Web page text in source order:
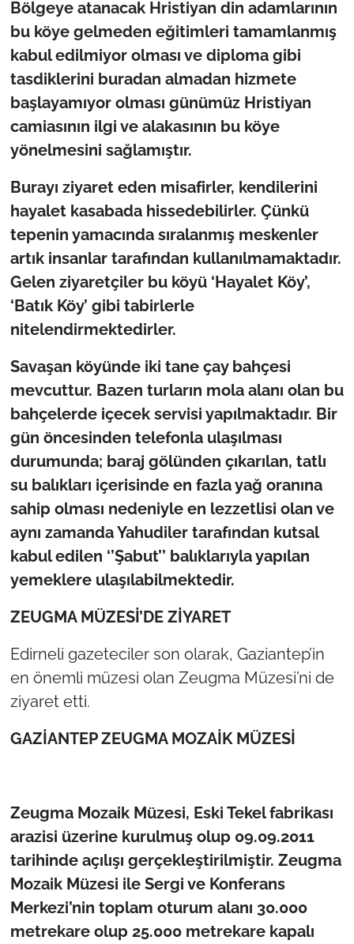
Bölgeye atanacak Hristiyan din adamlarının
bu köye gelmeden eğitimleri tamamlanmış
kabul edilmiyor olması ve diploma gibi
tasdiklerini buradan almadan hizmete
başlayamıyor olması günümüz Hristiyan
camiasının ilgi ve alakasının bu köye
yönelmesini sağlamıştır.
Burayı ziyaret eden misafirler, kendilerini
hayalet kasabada hissedebilirler. Çünkü
tepenin yamacında sıralanmış meskenler
artık insanlar tarafından kullanılmamaktadır.
Gelen ziyaretçiler bu köyü ‘Hayalet Köy’,
‘Batık Köy’ gibi tabirlerle
nitelendirmektedirler.
Savaşan köyünde iki tane çay bahçesi
mevcuttur. Bazen turların mola alanı olan bu
bahçelerde içecek servisi yapılmaktadır. Bir
gün öncesinden telefonla ulaşılması
durumunda; baraj gölünden çıkarılan, tatlı
su balıkları içerisinde en fazla yağ oranına
sahip olması nedeniyle en lezzetlisi olan ve
aynı zamanda Yahudiler tarafından kutsal
kabul edilen ‘’Şabut’’ balıklarıyla yapılan
yemeklere ulaşılabilmektedir.
ZEUGMA MÜZESİ’DE ZİYARET
Edirneli gazeteciler son olarak, Gaziantep’in
en önemli müzesi olan Zeugma Müzesi’ni de
ziyaret etti.
GAZİANTEP ZEUGMA MOZAİK MÜZESİ
Zeugma Mozaik Müzesi, Eski Tekel fabrikası
arazisi üzerine kurulmuş olup 09.09.2011
tarihinde açılışı gerçekleştirilmiştir. Zeugma
Mozaik Müzesi ile Sergi ve Konferans
Merkezi’nin toplam oturum alanı 30.000
metrekare olup 25.000 metrekare kapalı